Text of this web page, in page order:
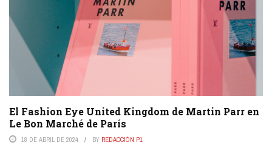
El Fashion Eye United Kingdom de Martin Parr en
Le Bon Marché de París
18 DE ABRIL DE 2024 BY REDACCIÓN P1